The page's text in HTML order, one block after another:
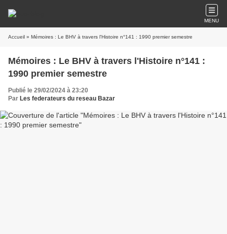
MENU
Accueil » Mémoires : Le BHV à travers l'Histoire n°141 : 1990 premier semestre
Mémoires : Le BHV à travers l'Histoire n°141 :
1990 premier semestre
Publié le 29/02/2024 à 23:20
Par Les federateurs du reseau Bazar